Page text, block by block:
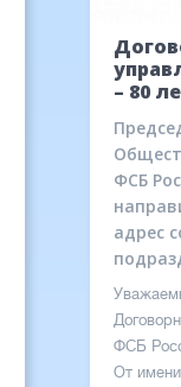
– 80
ФСБ
адрес
ФСБ
От